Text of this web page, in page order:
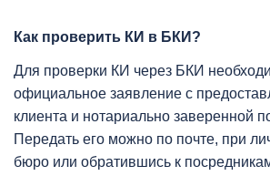
Как проверить КИ в БКИ?
Для проверки КИ через БКИ
официальное заявление с
клиента и нотариально заверенной
Передать его можно по почте, при
бюро или обратившись к